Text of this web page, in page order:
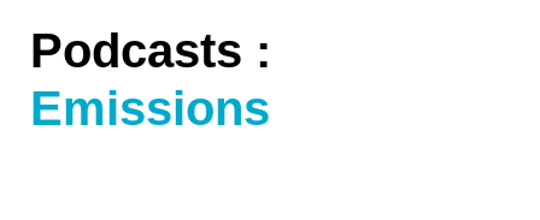
Podcasts :
Emissions